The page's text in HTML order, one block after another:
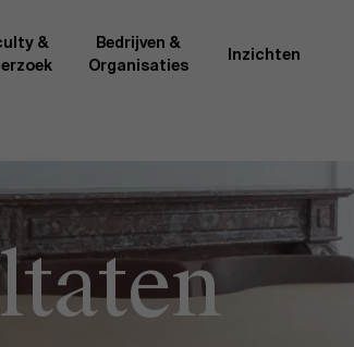
&
AMS of gedeeld met de
de AMS faculty
groep academici uit
lesgevers met
opdracht aan de school.
ervaring geven zij
Bedrijven &
Organisaties
Inzichten